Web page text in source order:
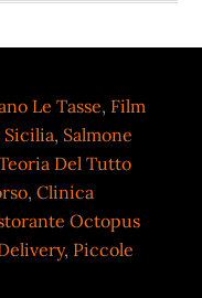
Le Tasse, Film
Sicilia, Salmone
Del Tutto
,Clinica
Octopus
, Piccole